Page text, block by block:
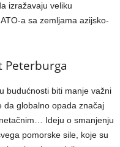
izražavaju veliku
a sa zemljama azijsko-
Peterburga
budućnosti biti manje važni
da globalno opada značaj
Ideju o smanjenju
pomorske sile, koje su